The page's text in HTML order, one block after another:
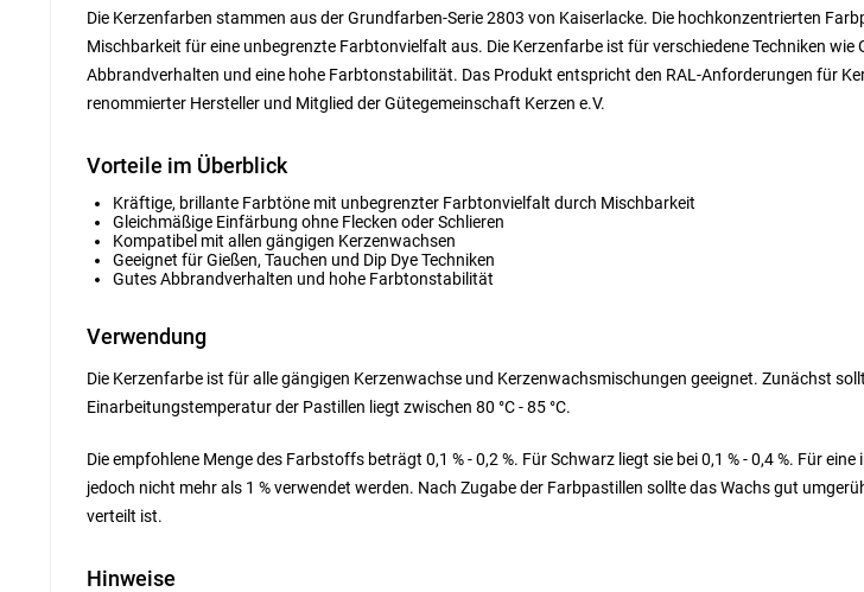
Die Kerzenfarben stammen aus der Grundfarben-Serie 2803 von Kaiserlacke. Die hochkonzentrierten
Mischbarkeit für eine unbegrenzte Farbtonvielfalt aus. Die Kerzenfarbe ist für verschiedene Techniken
Abbrandverhalten und eine hohe Farbtonstabilität. Das Produkt entspricht den RAL-Anforderungen für
renommierter Hersteller und Mitglied der Gütegemeinschaft Kerzen e.V.
Vorteile im Überblick
Kräftige, brillante Farbtöne mit unbegrenzter Farbtonvielfalt durch Mischbarkeit
Gleichmäßige Einfärbung ohne Flecken oder Schlieren
Kompatibel mit allen gängigen Kerzenwachsen
Geeignet für Gießen, Tauchen und Dip Dye Techniken
Gutes Abbrandverhalten und hohe Farbtonstabilität
Verwendung
Die Kerzenfarbe ist für alle gängigen Kerzenwachse und Kerzenwachsmischungen geeignet. Zunächst
Einarbeitungstemperatur der Pastillen liegt zwischen 80 °C - 85 °C.
Die empfohlene Menge des Farbstoffs beträgt 0,1 % - 0,2 %. Für Schwarz liegt sie bei 0,1 % - 0,4 %. Für
jedoch nicht mehr als 1 % verwendet werden. Nach Zugabe der Farbpastillen sollte das Wachs gut
verteilt ist.
Hinweise